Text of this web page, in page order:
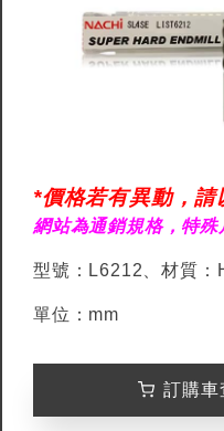
*價格若有異動，
網站為通銷規格，特
型號：L6212、材質：
單位：mm
訂購車